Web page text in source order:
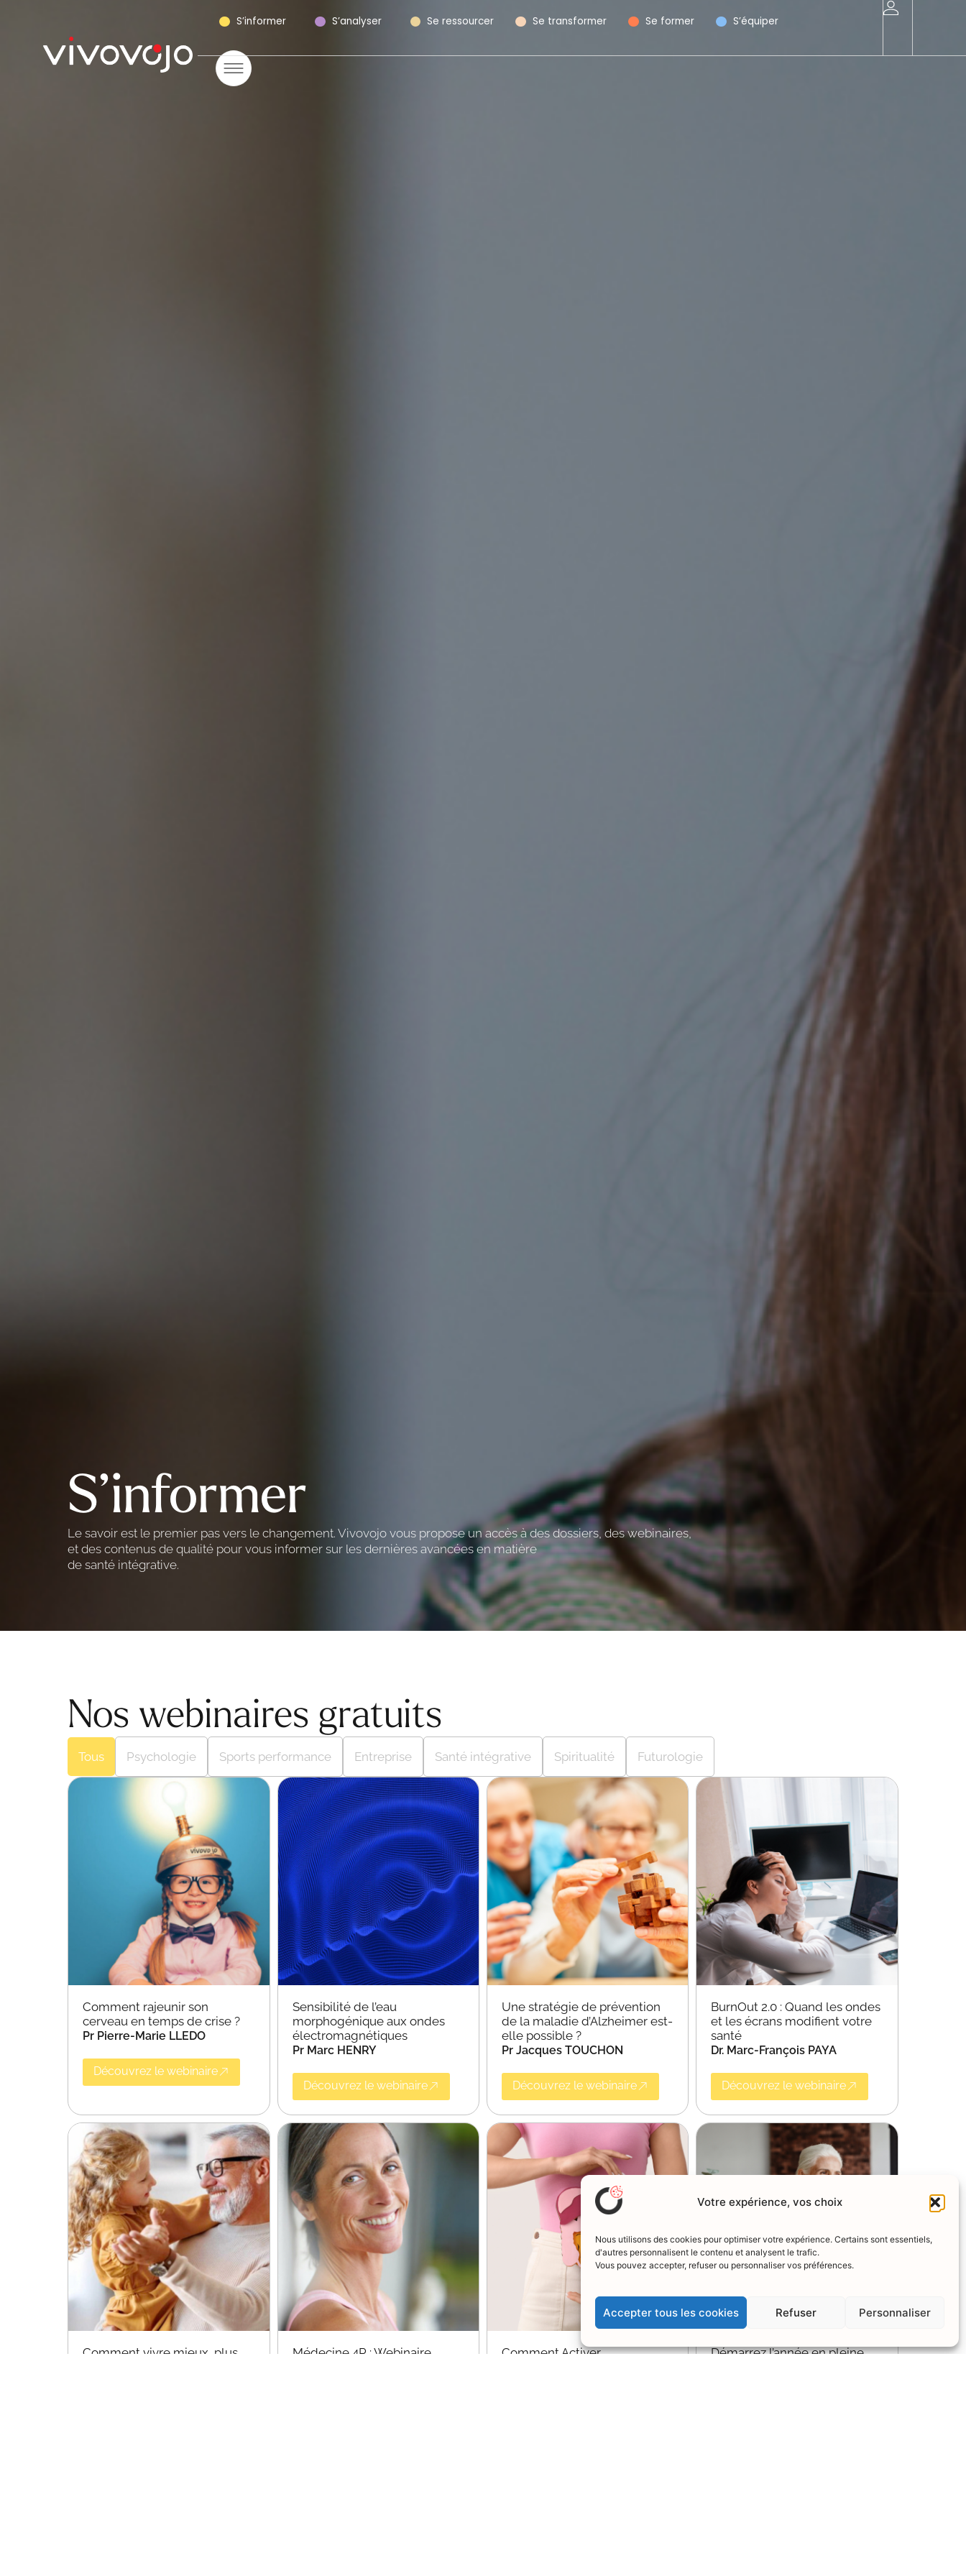
Votre expérience, vos choix
Nous utilisons des cookies pour optimiser votre expérience. Certains sont essentiels,
d'autres personnalisent le contenu et analysent le trafic.
Vous pouvez accepter, refuser ou personnaliser vos préférences.
Accepter tous les cookies Refuser Personnaliser
S’informer S’analyser Se ressourcer Se transformer Se former S’équiper
S’informer
Le savoir est le premier pas vers le changement. Vivovojo vous propose un accès à des dossiers, des webinaires,
et des contenus de qualité pour vous informer sur les dernières avancées en matière
de santé intégrative.
Nos webinaires gratuits
Psychologie Sports performance Entreprise Santé intégrative Spiritualité Futurologie
Tous
Comment rajeunir son
cerveau en temps de crise ?
Pr Pierre-Marie LLEDO
Découvrez le webinaire
Sensibilité de l’eau
morphogénique aux ondes
électromagnétiques
Pr Marc HENRY
Découvrez le webinaire
Une stratégie de prévention
de la maladie d’Alzheimer est-
elle possible ?
Pr Jacques TOUCHON
Découvrez le webinaire
BurnOut 2.0 : Quand les ondes
et les écrans modifient votre
santé
Dr. Marc-François PAYA
Découvrez le webinaire
Comment vivre mieux, plus
Médecine 4P : Webinaire
Comment Activer
Démarrez l’année en pleine